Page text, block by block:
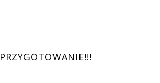
PRZYGOTOWANIE!!!